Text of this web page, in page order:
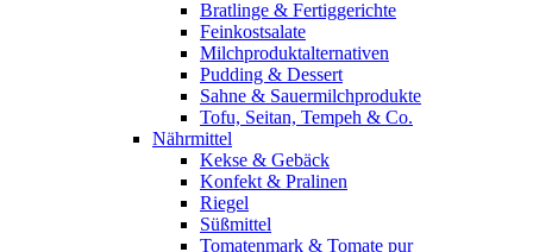
Bratlinge & Fertiggerichte
Feinkostsalate
Milchproduktalternativen
Pudding & Dessert
Sahne & Sauermilchprodukte
Tofu, Seitan, Tempeh & Co.
Nährmittel
Kekse & Gebäck
Konfekt & Pralinen
Riegel
Süßmittel
Tomatenmark & Tomate pur